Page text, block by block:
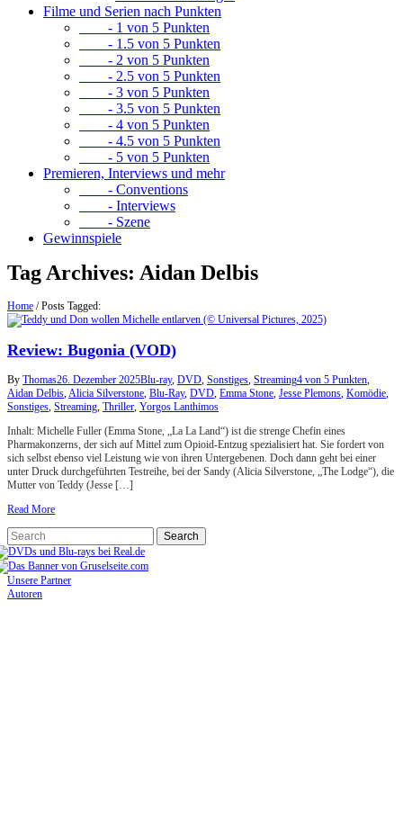
Filme und Serien nach Punkten
- 1 von 5 Punkten
- 1.5 von 5 Punkten
- 2 von 5 Punkten
- 2.5 von 5 Punkten
- 3 von 5 Punkten
- 3.5 von 5 Punkten
- 4 von 5 Punkten
- 4.5 von 5 Punkten
- 5 von 5 Punkten
Premieren, Interviews und mehr
- Conventions
- Interviews
- Szene
Gewinnspiele
Tag Archives: Aidan Delbis
Home /Posts Tagged:
Review: Bugonia (VOD)
By Thomas26. Dezember 2025Blu-ray, DVD, Sonstiges, Streaming4 von 5 Punkten,
Aidan Delbis,Alicia Silverstone, Blu-Ray, DVD, Emma Stone, Jesse Plemons, Komödie,
Sonstiges, Streaming, Thriller, Yorgos Lanthimos
Inhalt: Michelle Fuller (Emma Stone, „La La Land“) ist die strenge Chefin eines
Pharmakonzerns, der sich auf Mittel zum Opioid-Entzug spezialisiert hat. Sie fordert von
sich selbst ebenso viel Leistung wie von ihren Untergebenen. Doch dann geht bei einer
unter Druck durchgeführten Testreihe, bei der Sandy (Alicia Silverstone, „The Lodge“), die
Mutter von Teddy (Jesse […]
Read More
Unsere Partner
Autoren